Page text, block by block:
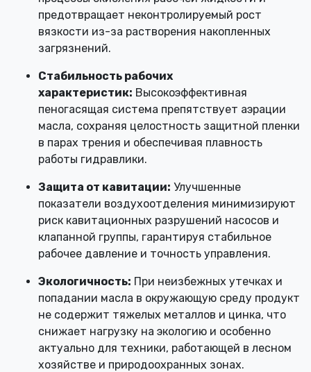
предотвращает неконтролируемый рост
вязкости из-за растворения накопленных
загрязнений.
Стабильность рабочих
характеристик: Высокоэффективная
пеногасящая система препятствует аэрации
масла, сохраняя целостность защитной пленки
в парах трения и обеспечивая плавность
работы гидравлики.
Защита от кавитации: Улучшенные
показатели воздухоотделения минимизируют
риск кавитационных разрушений насосов и
клапанной группы, гарантируя стабильное
рабочее давление и точность управления.
Экологичность: При неизбежных утечках и
попадании масла в окружающую среду продукт
не содержит тяжелых металлов и цинка, что
снижает нагрузку на экологию и особенно
актуально для техники, работающей в лесном
хозяйстве и природоохранных зонах.